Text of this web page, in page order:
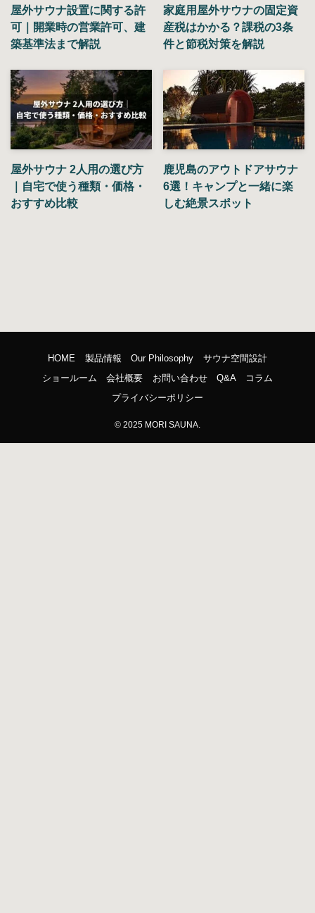
屋外サウナ設置に関する許
可｜開業時の営業許可、建
築基準法まで解説
家庭用屋外サウナの固定資
産税はかかる？課税の3条
件と節税対策を解説
屋外サウナ 2人用の選び方
｜自宅で使う種類・価格・
おすすめ比較
鹿児島のアウトドアサウナ
6選！キャンプと一緒に楽
しむ絶景スポット
HOME 製品情報 Our Philosophy
サウナ空間設計
ショールーム
会社概要 お問い合わせ Q&A
コラム
プライバシーポリシー
© 2025 MORI SAUNA.